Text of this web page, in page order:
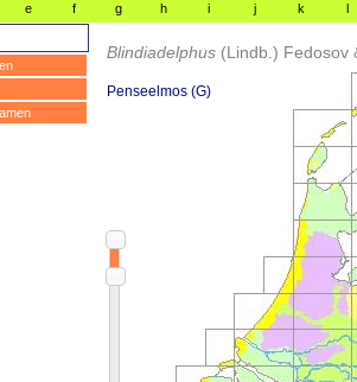
e f g h i j k l
Blindiadelphus (Lindb.) Fedosov
Penseelmos (G)